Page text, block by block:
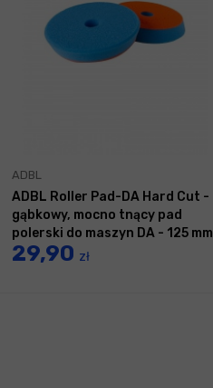
ADBL
ADBL Roller Pad-DA Hard Cut -
gąbkowy, mocno tnący pad
polerski do maszyn DA - 125 mm
29,90 zł